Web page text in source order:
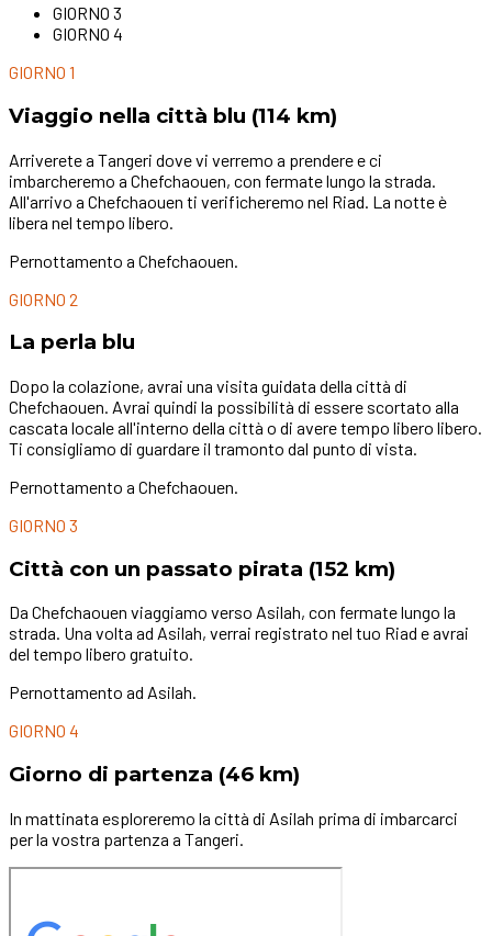
GIORNO 3
GIORNO 4
GIORNO 1
Viaggio nella città blu (114 km)
Arriverete a Tangeri dove vi verremo a prendere e ci
imbarcheremo a Chefchaouen, con fermate lungo la strada.
All'arrivo a Chefchaouen ti verificheremo nel Riad. La notte è
libera nel tempo libero.
Pernottamento a Chefchaouen.
GIORNO 2
La perla blu
Dopo la colazione, avrai una visita guidata della città di
Chefchaouen. Avrai quindi la possibilità di essere scortato alla
cascata locale all'interno della città o di avere tempo libero libero.
Ti consigliamo di guardare il tramonto dal punto di vista.
Pernottamento a Chefchaouen.
GIORNO 3
Città con un passato pirata (152 km)
Da Chefchaouen viaggiamo verso Asilah, con fermate lungo la
strada. Una volta ad Asilah, verrai registrato nel tuo Riad e avrai
del tempo libero gratuito.
Pernottamento ad Asilah.
GIORNO 4
Giorno di partenza (46 km)
In mattinata esploreremo la città di Asilah prima di imbarcarci
per la vostra partenza a Tangeri.